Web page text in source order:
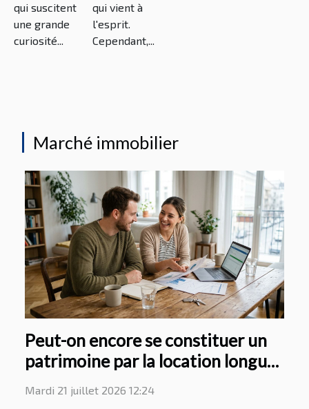
qui suscitent
une grande
curiosité...
qui vient à
l'esprit.
Cependant,...
Marché immobilier
Peut-on encore se constituer un
patrimoine par la location longue
durée ?
Mardi 21 juillet 2026 12:24